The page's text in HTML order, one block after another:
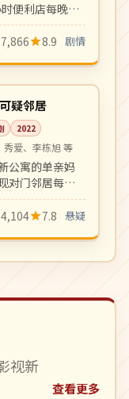
便利店每晚迎
色色的客人，
咖啡与泡面之
暖的小故事。
群像剧的清新
8.9 剧情
12:32
疑邻居
2022
秀爱、李栋旭 等
公寓的单亲妈
对门邻居每晚
刻都会有诡异
一段日常生活
角的高质量推
7.8 悬疑
视新
查看更多